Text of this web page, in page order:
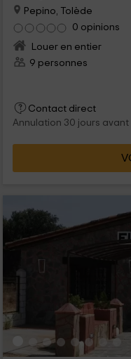
Pepino, Tolède
0 opinions
Louer en entier
9 personnes
Contact direct
Annulation 30 jours avant